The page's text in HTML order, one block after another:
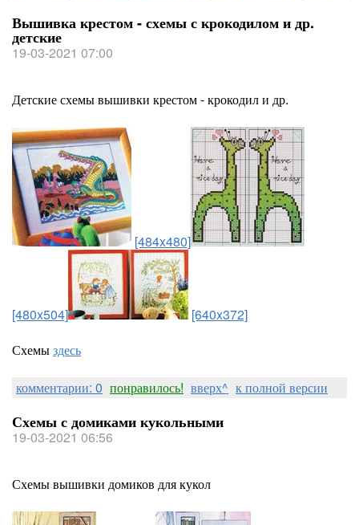
Вышивка крестом - схемы с крокодилом и др.
детские
19-03-2021 07:00
Детские схемы вышивки крестом - крокодил и др.
[484x480]
[480x504]
[640x372]
Схемыздесь
комментарии: 0 понравилось! вверх^ к полной версии
Схемы с домиками кукольными
19-03-2021 06:56
Схемы вышивки домиков для кукол